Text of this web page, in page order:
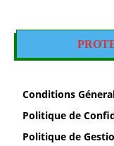
Conditions
Politique de
Politique de